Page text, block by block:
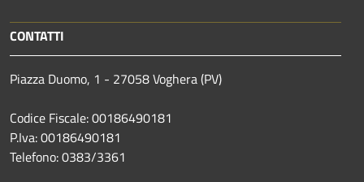
CONTATTI
Piazza Duomo, 1 - 27058 Voghera (PV)
Codice Fiscale: 00186490181
P.Iva: 00186490181
Telefono:0383/3361